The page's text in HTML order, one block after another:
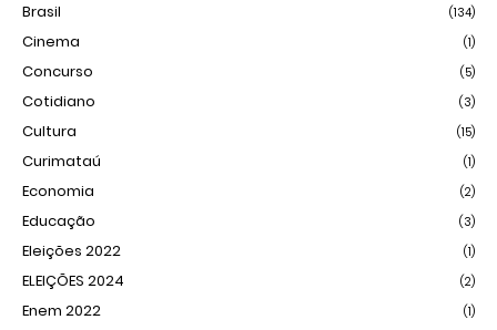
Brasil (134)
Cinema (1)
Concurso (5)
Cotidiano (3)
Cultura (15)
Curimataú (1)
Economia (2)
Educação (3)
Eleições 2022 (1)
ELEIÇÕES 2024 (2)
Enem 2022 (1)